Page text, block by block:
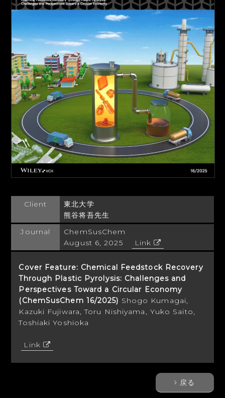
Client
東北大学
熊谷将吾先生
Journal
ChemSusChem
August 6, 2025
Link
Cover Feature: Chemical Feedstock Recovery
Through Plastic Pyrolysis: Challenges and
Perspectives Toward a Circular Economy
(ChemSusChem 16/2025) Shogo Kumagai,
Kazuki Fujiwara, Toru Nishiyama, Yuko Saito,
Toshiaki Yoshioka
Link
戻る